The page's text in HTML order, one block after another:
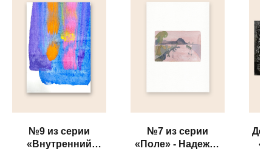
№9 из серии
«Внутренний
№7 из серии
«Поле» - Надежда